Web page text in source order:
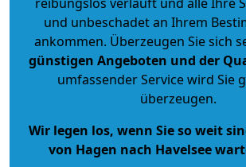
und unbeschadet an Ihrem
ankommen. Überzeugen Sie sich
günstigen Angeboten und der
umfassender Service wird Sie
überzeugen.
Wir legen los, wenn Sie so weit
von Hagen nach Havelsee